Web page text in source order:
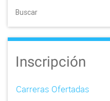
Buscar
Inscripción
Carreras Ofertadas